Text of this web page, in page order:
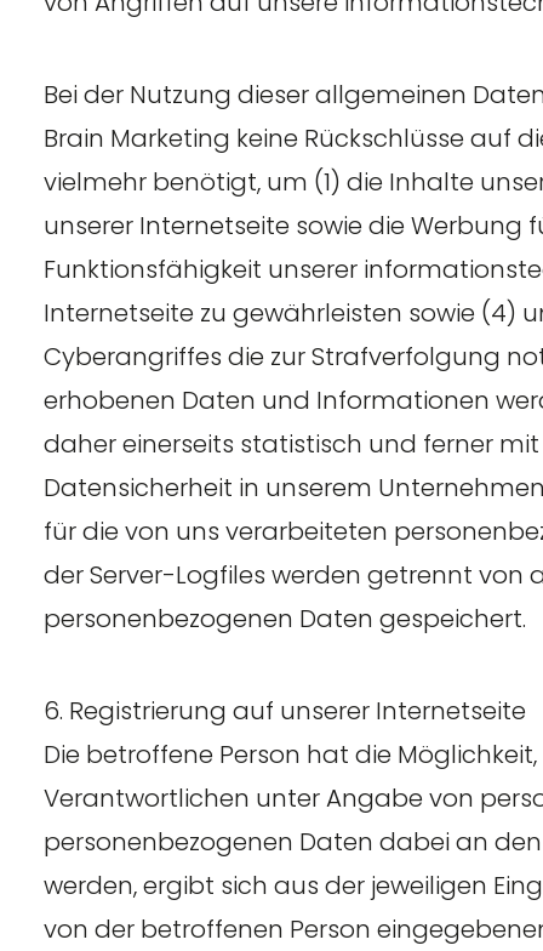
Bei der Nutzung dieser allgemeinen
Brain Marketing keine Rückschlüsse auf
vielmehr benötigt, um (1) die Inhalte
unserer Internetseite sowie die Werbung
Funktionsfähigkeit unserer
Internetseite zu gewährleisten sowie (4)
Cyberangriffes die zur Strafverfolgung
erhobenen Daten und Informationen
daher einerseits statistisch und ferner
Datensicherheit in unserem
für die von uns verarbeiteten
der Server-Logfiles werden getrennt
personenbezogenen Daten gespeichert.
6. Registrierung auf unserer Internetseite
Die betroffene Person hat die
Verantwortlichen unter Angabe von
personenbezogenen Daten dabei an
werden, ergibt sich aus der jeweiligen
von der betroffenen Person